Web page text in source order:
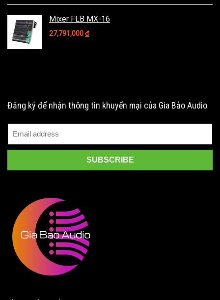
Mixer FLB MX-16
27,791,000₫
Đăng ký để nhận thông tin khuyến mại của Gia Bảo Audio